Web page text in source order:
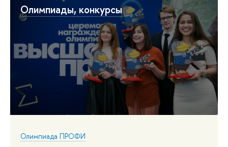
Олимпиады, конкурсы
Олимпиада ПРОФИ